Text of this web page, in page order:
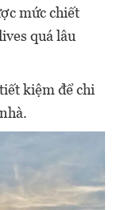
mức chiết
quá lâu
kiệm để chi